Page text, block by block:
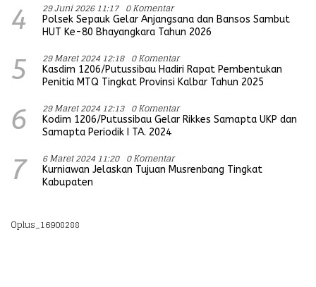
4 29 Juni 2026 11:17 0 Komentar
Polsek Sepauk Gelar Anjangsana dan Bansos Sambut
HUT Ke-80 Bhayangkara Tahun 2026
5 29 Maret 2024 12:18 0 Komentar
Kasdim 1206/Putussibau Hadiri Rapat Pembentukan
Penitia MTQ Tingkat Provinsi Kalbar Tahun 2025
6 29 Maret 2024 12:13 0 Komentar
Kodim 1206/Putussibau Gelar Rikkes Samapta UKP dan
Samapta Periodik I TA. 2024
7 6 Maret 2024 11:20 0 Komentar
Kurniawan Jelaskan Tujuan Musrenbang Tingkat
Kabupaten
Oplus_16908288